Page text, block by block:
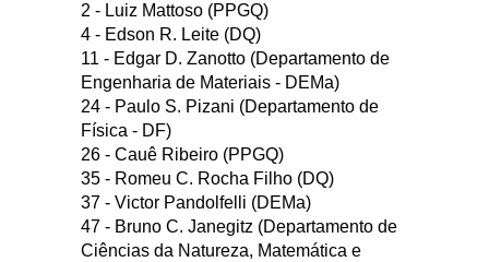
2 - Luiz Mattoso (PPGQ)
4 - Edson R. Leite (DQ)
11 - Edgar D. Zanotto (Departamento de
Engenharia de Materiais - DEMa)
24 - Paulo S. Pizani (Departamento de
Física - DF)
26 - Cauê Ribeiro (PPGQ)
35 - Romeu C. Rocha Filho (DQ)
37 - Victor Pandolfelli (DEMa)
47 - Bruno C. Janegitz (Departamento de
Ciências da Natureza, Matemática e